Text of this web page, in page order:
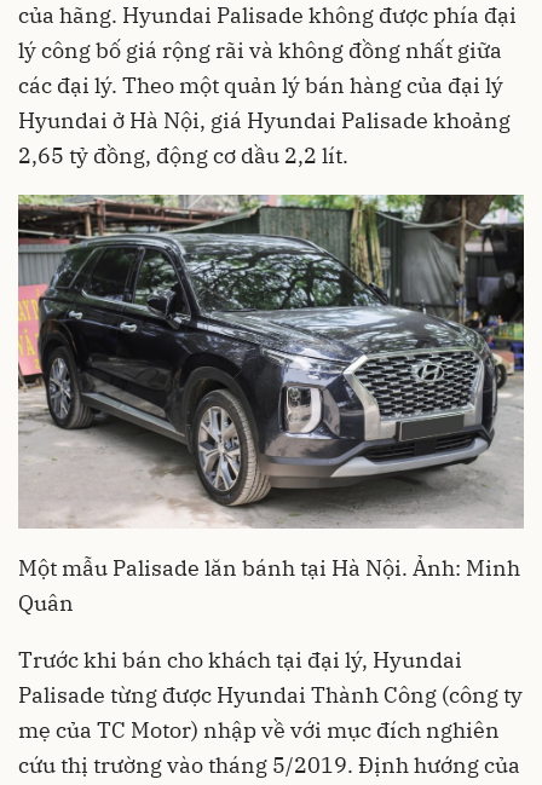
của hãng. Hyundai Palisade không được phía đại
lý công bố giá rộng rãi và không đồng nhất giữa
các đại lý. Theo một quản lý bán hàng của đại lý
Hyundai ở Hà Nội, giá Hyundai Palisade khoảng
2,65 tỷ đồng, động cơ dầu 2,2 lít.
Một mẫu Palisade lăn bánh tại Hà Nội. Ảnh: Minh
Quân
Trước khi bán cho khách tại đại lý, Hyundai
Palisade từng được Hyundai Thành Công (công ty
mẹ của TC Motor) nhập về với mục đích nghiên
cứu thị trường vào tháng 5/2019. Định hướng của